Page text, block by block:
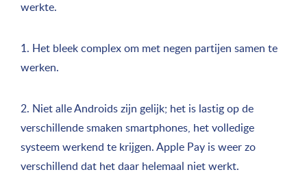
werkte.
1. Het bleek complex om met negen partijen samen te
werken.
2. Niet alle Androids zijn gelijk; het is lastig op de
verschillende smaken smartphones, het volledige
systeem werkend te krijgen. Apple Pay is weer zo
verschillend dat het daar helemaal niet werkt.